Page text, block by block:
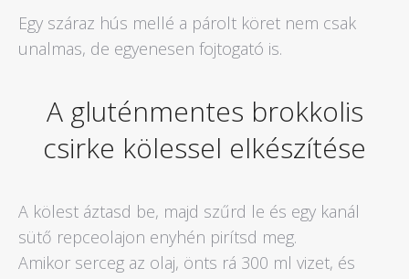
Egy száraz hús mellé a párolt köret nem csak
unalmas, de egyenesen fojtogató is.
A gluténmentes brokkolis
csirke kölessel elkészítése
A kölest áztasd be, majd szűrd le és egy kanál
sütő repceolajon enyhén pirítsd meg.
Amikor serceg az olaj, önts rá 300 ml vizet, és